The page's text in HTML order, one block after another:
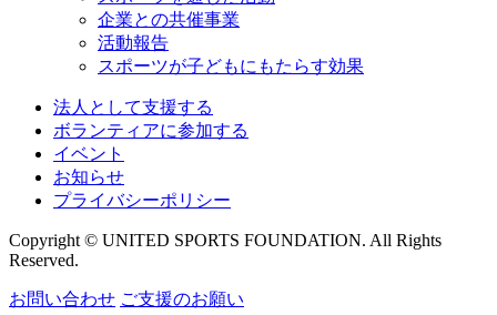
企業との共催事業
活動報告
スポーツが子どもにもたらす効果
法人として支援する
ボランティアに参加する
イベント
お知らせ
プライバシーポリシー
Copyright © UNITED SPORTS FOUNDATION. All Rights
Reserved.
お問い合わせ ご支援のお願い